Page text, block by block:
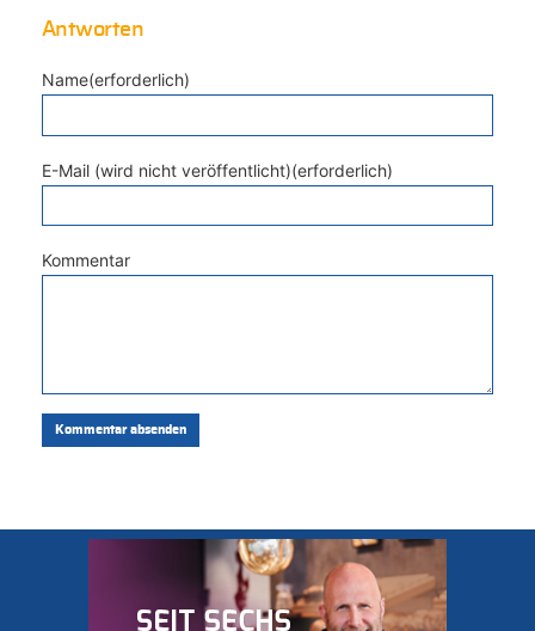
Antworten
Name(erforderlich)
E-Mail (wird nicht veröffentlicht)(erforderlich)
Kommentar